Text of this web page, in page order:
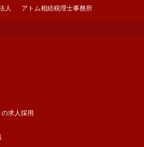
人 アトム相続税理士事務所
求人採用